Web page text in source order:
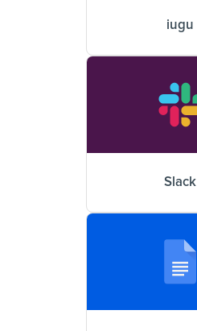
iugu
Slack